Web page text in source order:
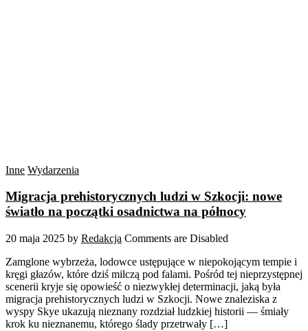
Inne Wydarzenia
Migracja prehistorycznych ludzi w Szkocji: nowe
światło na początki osadnictwa na północy
20 maja 2025 by Redakcja Comments are Disabled
Zamglone wybrzeża, lodowce ustępujące w niepokojącym tempie i
kręgi głazów, które dziś milczą pod falami. Pośród tej nieprzystępnej
scenerii kryje się opowieść o niezwykłej determinacji, jaką była
migracja prehistorycznych ludzi w Szkocji. Nowe znaleziska z
wyspy Skye ukazują nieznany rozdział ludzkiej historii — śmiały
krok ku nieznanemu, którego ślady przetrwały […]